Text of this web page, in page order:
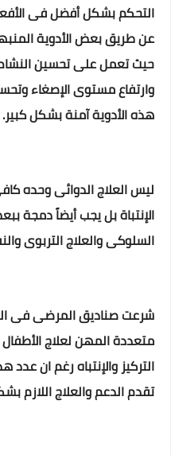
التحكم بشكل أفضل فى
عن طريق بعض الأدوية
حيث تعمل على تحسين
وارتفاع مستوى الإصغاء
هذه الأدوية آمنة بشكل كبير.
ليس العلاج الدوائى وحده
الإنتباة بل يجب أيضاً دمجة
السلوكى والعلاج التربوى
شرعت صناديق المرضى فى
متعددة المهن لعلاج
التركيز والإنتباه رغم ان عدد
تقدم الدعم والعلاج اللازم